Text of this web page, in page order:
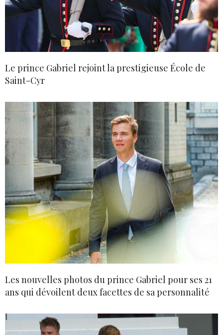
Le prince Gabriel rejoint la prestigieuse École de
Saint-Cyr
Les nouvelles photos du prince Gabriel pour ses 21
ans qui dévoilent deux facettes de sa personnalité